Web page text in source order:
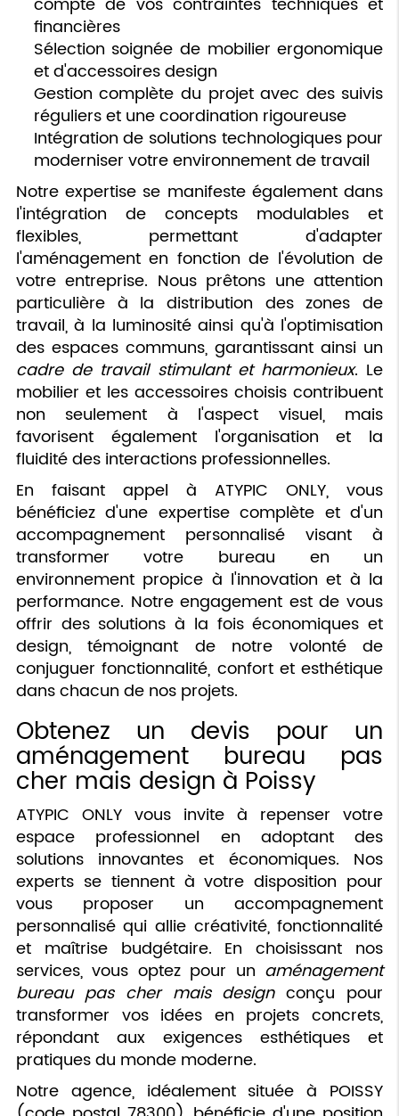
financières
Sélection soignée de mobilier ergonomique
et d'accessoires design
Gestion complète du projet avec des suivis
réguliers et une coordination rigoureuse
Intégration de solutions technologiques pour
moderniser votre environnement de travail
Notre expertise se manifeste également dans
l'intégration de concepts modulables et
flexibles, permettant d'adapter
l'aménagement en fonction de l'évolution de
votre entreprise. Nous prêtons une attention
particulière à la distribution des zones de
travail, à la luminosité ainsi qu'à l'optimisation
des espaces communs, garantissant ainsi un
cadre de travail stimulant et harmonieux. Le
mobilier et les accessoires choisis contribuent
non seulement à l'aspect visuel, mais
favorisent également l'organisation et la
fluidité des interactions professionnelles.
En faisant appel à ATYPIC ONLY, vous
bénéficiez d'une expertise complète et d'un
accompagnement personnalisé visant à
transformer votre bureau en un
environnement propice à l'innovation et à la
performance. Notre engagement est de vous
offrir des solutions à la fois économiques et
design, témoignant de notre volonté de
conjuguer fonctionnalité, confort et esthétique
dans chacun de nos projets.
Obtenez un devis pour un
aménagement bureau pas
cher mais design à Poissy
ATYPIC ONLY vous invite à repenser votre
espace professionnel en adoptant des
solutions innovantes et économiques. Nos
experts se tiennent à votre disposition pour
vous proposer un accompagnement
personnalisé qui allie créativité, fonctionnalité
et maîtrise budgétaire. En choisissant nos
services, vous optez pour un aménagement
bureau pas cher mais designconçu pour
transformer vos idées en projets concrets,
répondant aux exigences esthétiques et
pratiques du monde moderne.
Notre agence, idéalement située à POISSY